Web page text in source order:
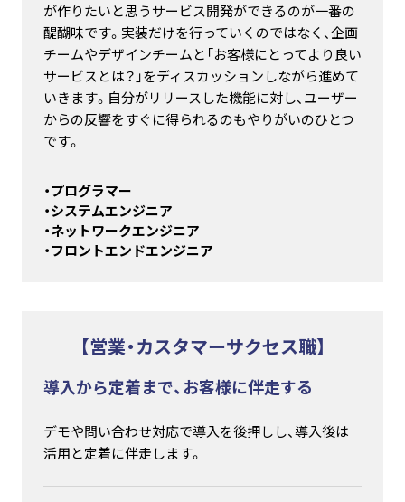
が作りたいと思うサービス開発ができるのが一番の
醍醐味です。実装だけを行っていくのではなく、企画
チームやデザインチームと「お客様にとってより良い
サービスとは？」をディスカッションしながら進めて
いきます。自分がリリースした機能に対し、ユーザー
からの反響をすぐに得られるのもやりがいのひとつ
です。
・プログラマー
・システムエンジニア
・ネットワークエンジニア
・フロントエンドエンジニア
【営業・カスタマーサクセス職】
導入から定着まで、お客様に伴走する
デモや問い合わせ対応で導入を後押しし、導入後は
活用と定着に伴走します。